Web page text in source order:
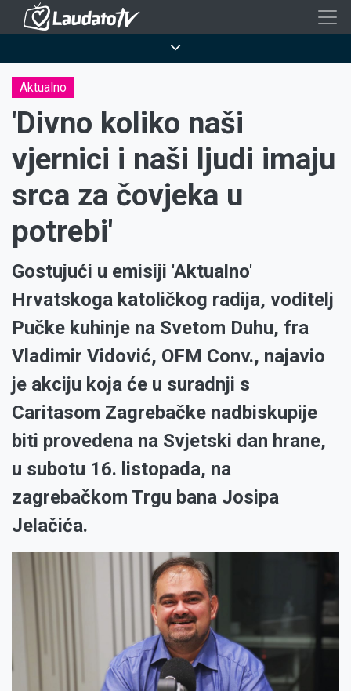
Skoči
sadržaj
Aktualno
'Divno koliko naši
vjernici i naši ljudi imaju
srca za čovjeka u
potrebi'
Gostujući u emisiji 'Aktualno'
Hrvatskoga katoličkog radija, voditelj
Pučke kuhinje na Svetom Duhu, fra
Vladimir Vidović, OFM Conv., najavio
je akciju koja će u suradnji s
Caritasom Zagrebačke nadbiskupije
biti provedena na Svjetski dan hrane,
u subotu 16. listopada, na
zagrebačkom Trgu bana Josipa
Jelačića.